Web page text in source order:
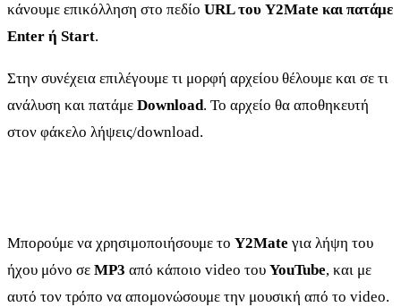
κάνουμε επικόλληση στο πεδίο URL του Y2Mate και πατάμε
Enter ή Start.
Στην συνέχεια επιλέγουμε τι μορφή αρχείου θέλουμε και σε τι
ανάλυση και πατάμε Download. Το αρχείο θα αποθηκευτή
στον φάκελο λήψεις/download.
Μπορούμε να χρησιμοποιήσουμε το Y2Mate για λήψη του
ήχου μόνο σε MP3 από κάποιο video του YouTube, και με
αυτό τον τρόπο να απομονώσουμε την μουσική από το video.